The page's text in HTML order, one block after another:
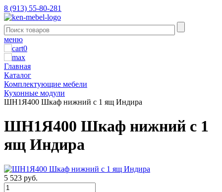
8 (913) 55-80-281
меню
0
Главная
Каталог
Комплектующие мебели
Кухонные модули
ШН1Я400 Шкаф нижний с 1 ящ Индира
ШН1Я400 Шкаф нижний с 1
ящ Индира
5 523 руб.